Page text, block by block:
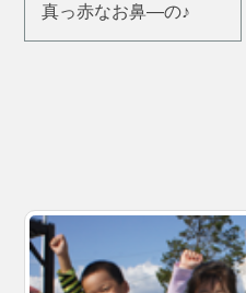
真っ赤なお鼻―の♪